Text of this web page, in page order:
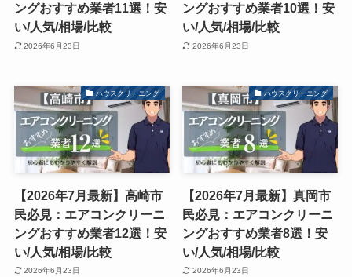
ングおすすめ業者11選！安
い/人気/相場/比較
2026年6月23日
ングおすすめ業者10選！安
い/人気/相場/比較
2026年6月23日
ハウスクリーニング
【2026年7月最新】高崎市
民必見：エアコンクリーニ
ングおすすめ業者12選！安
い/人気/相場/比較
2026年6月23日
ハウスクリーニング
【2026年7月最新】真岡市
民必見：エアコンクリーニ
ングおすすめ業者8選！安
い/人気/相場/比較
2026年6月23日